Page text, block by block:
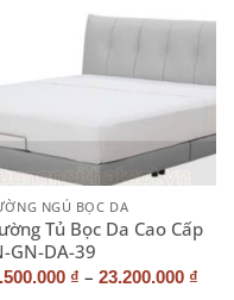
NGỦ BỌC DA
Tủ Bọc Da Cao Cấp
GN-DA-39
₫ – 23.200.000 ₫